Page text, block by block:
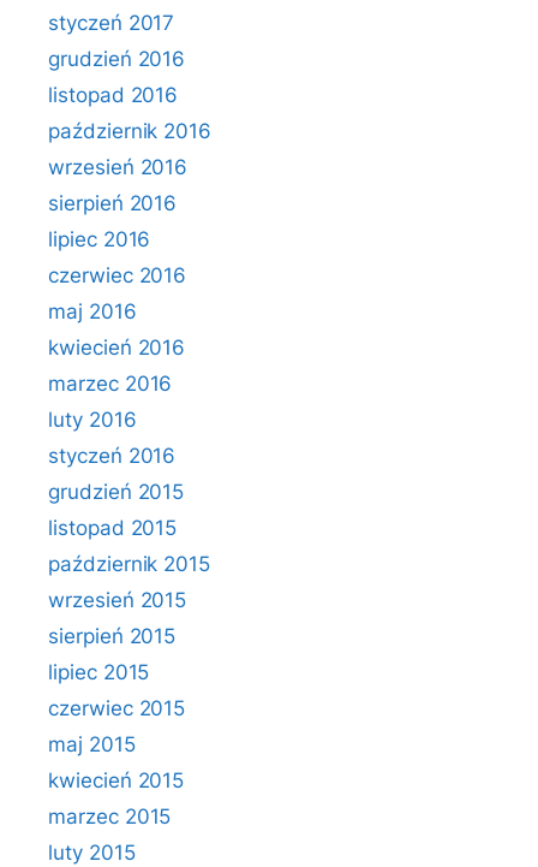
styczeń 2017
grudzień 2016
listopad 2016
październik 2016
wrzesień 2016
sierpień 2016
lipiec 2016
czerwiec 2016
maj 2016
kwiecień 2016
marzec 2016
luty 2016
styczeń 2016
grudzień 2015
listopad 2015
październik 2015
wrzesień 2015
sierpień 2015
lipiec 2015
czerwiec 2015
maj 2015
kwiecień 2015
marzec 2015
luty 2015